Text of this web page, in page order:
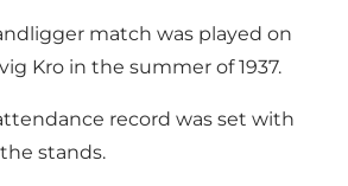
match was played on
Kro in the summer of 1937.
record was set with
stands.